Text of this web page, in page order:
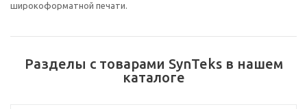
широкоформатной печати.
Разделы с товарами SynTeks в нашем
каталоге